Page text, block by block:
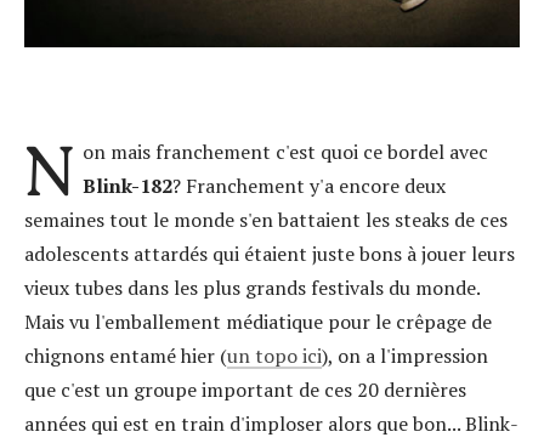
N on mais franchement c'est quoi ce bordel avec
Blink-182? Franchement y'a encore deux
semaines tout le monde s'en battaient les steaks de ces
adolescents attardés qui étaient juste bons à jouer leurs
vieux tubes dans les plus grands festivals du monde.
Mais vu l'emballement médiatique pour le crêpage de
chignons entamé hier (un topo ici), on a l'impression
que c'est un groupe important de ces 20 dernières
années qui est en train d'imploser alors que bon... Blink-